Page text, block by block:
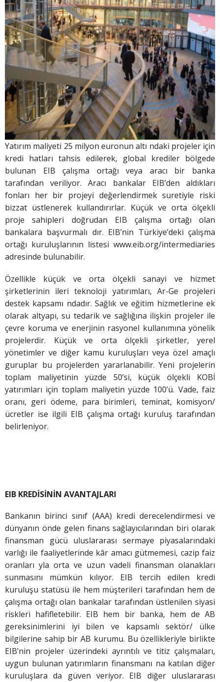
Yatırım maliyeti 25 milyon euronun altı ndaki projeler için
kredi hatları tahsis edilerek, global krediler bölgede
bulunan EIB çalışma ortağı veya aracı bir banka
tarafından veriliyor. Aracı bankalar EIB’den aldıkları
fonları her bir projeyi değerlendirmek suretiyle riski
bizzat üstlenerek kullandırırlar. Küçük ve orta ölçekli
proje sahipleri doğrudan EIB çalışma ortağı olan
bankalara başvurmalı dır. EIB’nin Türkiye’deki çalışma
ortağı kuruluşlarının listesi www.eib.org/intermediaries
adresinde bulunabilir.
Özellikle küçük ve orta ölçekli sanayi ve hizmet
şirketlerinin ileri teknoloji yatırımları, Ar-Ge projeleri
destek kapsamı ndadır. Sağlık ve eğitim hizmetlerine ek
olarak altyapı, su tedarik ve sağlığına ilişkin projeler ile
çevre koruma ve enerjinin rasyonel kullanımına yönelik
projelerdir. Küçük ve orta ölçekli şirketler, yerel
yönetimler ve diğer kamu kuruluşları veya özel amaçlı
guruplar bu projelerden yararlanabilir. Yeni projelerin
toplam maliyetinin yüzde 50’si, küçük ölçekli KOBİ
yatırımları için toplam maliyetin yüzde 100’ü. Vade, faiz
oranı, geri ödeme, para birimleri, teminat, komisyon/
ücretler ise ilgili EIB çalışma ortağı kuruluş tarafından
belirleniyor.
EIB KREDİSİNİN AVANTAJLARI
Bankanın birinci sınıf (AAA) kredi derecelendirmesi ve
dünyanın önde gelen finans sağlayıcılarından biri olarak
finansman gücü uluslararası sermaye piyasalarındaki
varlığı ile faaliyetlerinde kâr amacı gütmemesi, cazip faiz
oranları yla orta ve uzun vadeli finansman olanakları
sunmasını mümkün kılıyor. EIB tercih edilen kredi
kuruluşu statüsü ile hem müşterileri tarafından hem de
çalışma ortağı olan bankalar tarafından üstlenilen siyasi
riskleri hafifletebilir. EIB hem bir banka, hem de AB
gereksinimlerini iyi bilen ve kapsamlı sektör/ ülke
bilgilerine sahip bir AB kurumu. Bu özellikleriyle birlikte
EIB’nin projeler üzerindeki ayrıntılı ve titiz çalışmaları,
uygun bulunan yatırımların finansmanı na katılan diğer
kuruluşlara da güven veriyor. EIB diğer uluslararası